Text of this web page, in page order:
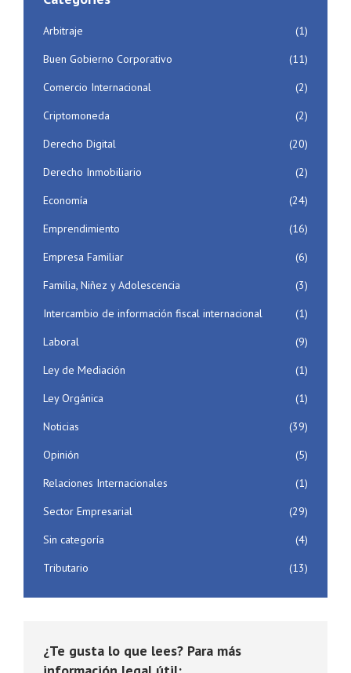
Arbitraje
(1)
Buen Gobierno Corporativo
(11)
Comercio Internacional
(2)
Criptomoneda
(2)
Derecho Digital
(20)
Derecho Inmobiliario
(2)
Economía
(24)
Emprendimiento
(16)
Empresa Familiar
(6)
Familia, Niñez y Adolescencia
(3)
Intercambio de información fiscal internacional
(1)
Laboral
(9)
Ley de Mediación
(1)
Ley Orgánica
(1)
Noticias
(39)
Opinión
(5)
Relaciones Internacionales
(1)
Sector Empresarial
(29)
Sin categoría
(4)
Tributario
(13)
¿Te gusta lo que lees? Para más